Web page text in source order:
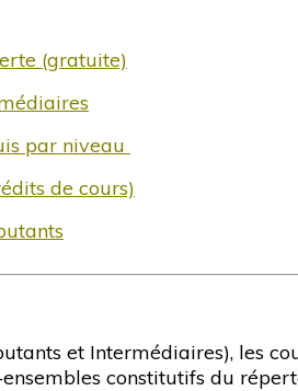
(gratuite)
par niveau
de cours)
et Intermédiaires), les
constitutifs du